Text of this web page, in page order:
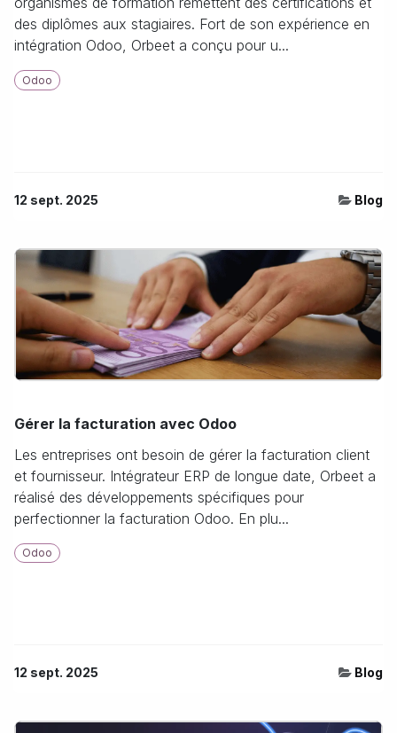
des diplômes aux stagiaires. Fort de son expérience en
intégration Odoo, Orbeet a conçu pour u...
Odoo
12 sept. 2025 Blog
Gérer la facturation avec Odoo
Les entreprises ont besoin de gérer la facturation client
et fournisseur. Intégrateur ERP de longue date, Orbeet a
réalisé des développements spécifiques pour
perfectionner la facturation Odoo. En plu...
Odoo
12 sept. 2025 Blog